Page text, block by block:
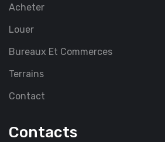
Acheter
Louer
Bureaux Et Commerces
Terrains
Contact
Contacts